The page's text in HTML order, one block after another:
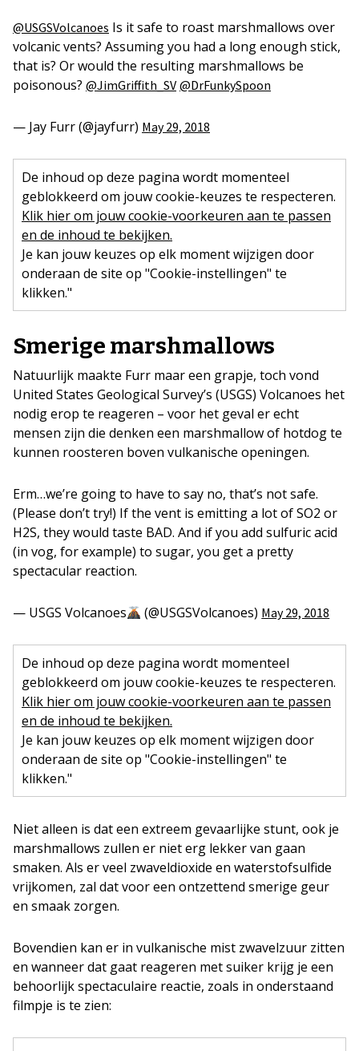
@USGSVolcanoes Is it safe to roast marshmallows over
volcanic vents? Assuming you had a long enough stick,
that is? Or would the resulting marshmallows be
poisonous? @JimGriffith_SV @DrFunkySpoon
— Jay Furr (@jayfurr) May 29, 2018
De inhoud op deze pagina wordt momenteel
geblokkeerd om jouw cookie-keuzes te respecteren.
Klik hier om jouw cookie-voorkeuren aan te passen
en de inhoud te bekijken.
Je kan jouw keuzes op elk moment wijzigen door
onderaan de site op "Cookie-instellingen" te
klikken."
Smerige marshmallows
Natuurlijk maakte Furr maar een grapje, toch vond
United States Geological Survey’s (USGS) Volcanoes het
nodig erop te reageren – voor het geval er echt
mensen zijn die denken een marshmallow of hotdog te
kunnen roosteren boven vulkanische openingen.
Erm…we’re going to have to say no, that’s not safe.
(Please don’t try!) If the vent is emitting a lot of SO2 or
H2S, they would taste BAD. And if you add sulfuric acid
(in vog, for example) to sugar, you get a pretty
spectacular reaction.
— USGS Volcanoes (@USGSVolcanoes) May 29, 2018
De inhoud op deze pagina wordt momenteel
geblokkeerd om jouw cookie-keuzes te respecteren.
Klik hier om jouw cookie-voorkeuren aan te passen
en de inhoud te bekijken.
Je kan jouw keuzes op elk moment wijzigen door
onderaan de site op "Cookie-instellingen" te
klikken."
Niet alleen is dat een extreem gevaarlijke stunt, ook je
marshmallows zullen er niet erg lekker van gaan
smaken. Als er veel zwaveldioxide en waterstofsulfide
vrijkomen, zal dat voor een ontzettend smerige geur
en smaak zorgen.
Bovendien kan er in vulkanische mist zwavelzuur zitten
en wanneer dat gaat reageren met suiker krijg je een
behoorlijk spectaculaire reactie, zoals in onderstaand
filmpje is te zien: